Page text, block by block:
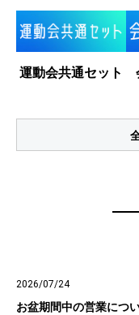
運動会共通セット
2026/07/24
お盆期間中の営業につ